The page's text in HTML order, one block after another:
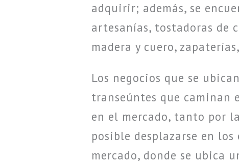
adquirir; además, se
artesanías, tostadoras de
madera y cuero,
Los negocios que se
transeúntes que caminan
en el mercado, tanto por
posible desplazarse en
mercado, donde se ubica